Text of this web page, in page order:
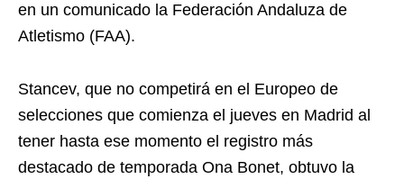
en un comunicado la Federación Andaluza de
Atletismo (FAA).
Stancev, que no competirá en el Europeo de
selecciones que comienza el jueves en Madrid al
tener hasta ese momento el registro más
destacado de temporada Ona Bonet, obtuvo la